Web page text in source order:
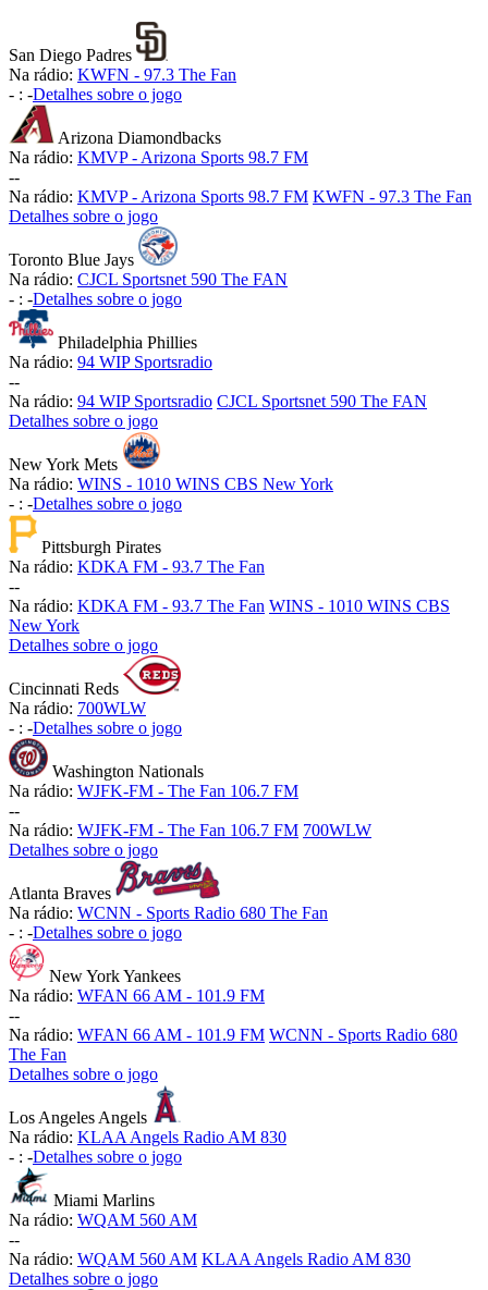
San Diego Padres
Na rádio: KWFN - 97.3 The Fan
- : -Detalhes sobre o jogo
Arizona Diamondbacks
Na rádio: KMVP - Arizona Sports 98.7 FM
--
Na rádio: KMVP - Arizona Sports 98.7 FM KWFN - 97.3 The Fan
Detalhes sobre o jogo
Toronto Blue Jays
Na rádio: CJCL Sportsnet 590 The FAN
- : -Detalhes sobre o jogo
Philadelphia Phillies
Na rádio: 94 WIP Sportsradio
--
Na rádio: 94 WIP Sportsradio CJCL Sportsnet 590 The FAN
Detalhes sobre o jogo
New York Mets
Na rádio: WINS - 1010 WINS CBS New York
- : -Detalhes sobre o jogo
Pittsburgh Pirates
Na rádio: KDKA FM - 93.7 The Fan
--
Na rádio: KDKA FM - 93.7 The Fan WINS - 1010 WINS CBS
New York
Detalhes sobre o jogo
Cincinnati Reds
Na rádio: 700WLW
- : -Detalhes sobre o jogo
Washington Nationals
Na rádio: WJFK-FM - The Fan 106.7 FM
--
Na rádio: WJFK-FM - The Fan 106.7 FM 700WLW
Detalhes sobre o jogo
Atlanta Braves
Na rádio: WCNN - Sports Radio 680 The Fan
- : -Detalhes sobre o jogo
New York Yankees
Na rádio: WFAN 66 AM - 101.9 FM
--
Na rádio: WFAN 66 AM - 101.9 FM WCNN - Sports Radio 680
The Fan
Detalhes sobre o jogo
Los Angeles Angels
Na rádio: KLAA Angels Radio AM 830
- : -Detalhes sobre o jogo
Miami Marlins
Na rádio: WQAM 560 AM
--
Na rádio: WQAM 560 AM KLAA Angels Radio AM 830
Detalhes sobre o jogo